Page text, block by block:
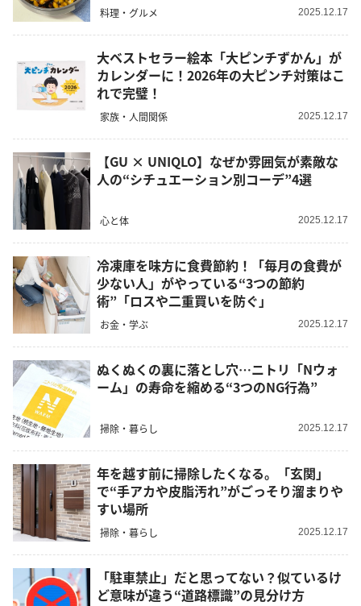
料理・グルメ 2025.12.17
大ベストセラー絵本「大ピンチずかん」が
カレンダーに！2026年の大ピンチ対策はこ
れで完璧！
家族・人間関係 2025.12.17
【GU × UNIQLO】なぜか雰囲気が素敵な
人の“シチュエーション別コーデ”4選
心と体 2025.12.17
冷凍庫を味方に食費節約！「毎月の食費が
少ない人」がやっている“3つの節約
術”「ロスや二重買いを防ぐ」
お金・学ぶ 2025.12.17
ぬくぬくの裏に落とし穴…ニトリ「Nウォ
ーム」の寿命を縮める“3つのNG行為”
掃除・暮らし 2025.12.17
年を越す前に掃除したくなる。「玄関」
で“手アカや皮脂汚れ”がごっそり溜まりや
すい場所
掃除・暮らし 2025.12.17
「駐車禁止」だと思ってない？似ているけ
ど意味が違う“道路標識”の見分け方